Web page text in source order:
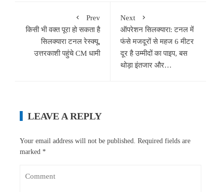
Prev
किसी भी वक्त पूरा हो सकता है
सिलक्यारा टनल रेस्क्यू,
उत्तरकाशी पहुंचे CM धामी
Next
ऑपरेशन सिलक्यारा: टनल में
फंसे मजदूरों से महज 6 मीटर
दूर है उम्मीदों का पाइप, बस
थोड़ा इंतजार और…
LEAVE A REPLY
Your email address will not be published.
Required fields are
marked *